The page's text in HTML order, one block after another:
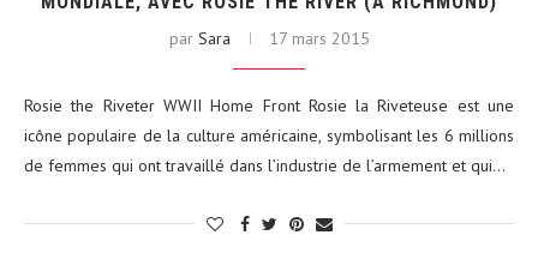
par Sara 17 mars 2015
Rosie the Riveter WWII Home Front Rosie la Riveteuse est une
icône populaire de la culture américaine, symbolisant les 6 millions
de femmes qui ont travaillé dans l’industrie de l’armement et qui…